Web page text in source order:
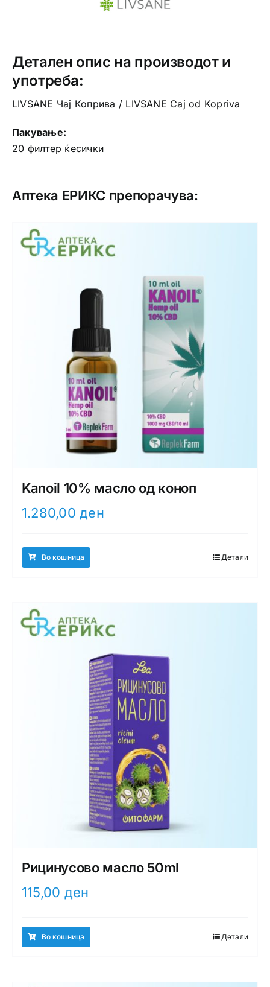
Детален опис на производот и
употреба:
LIVSANE Чај Коприва / LIVSANE Caj od Kopriva
Пакување:
20 филтер ќесички
Аптека ЕРИКС препорачува:
Kanoil 10% масло од коноп
1.280,00ден
Во кошница Детали
Рицинусово масло 50ml
115,00 ден
Во кошница Детали